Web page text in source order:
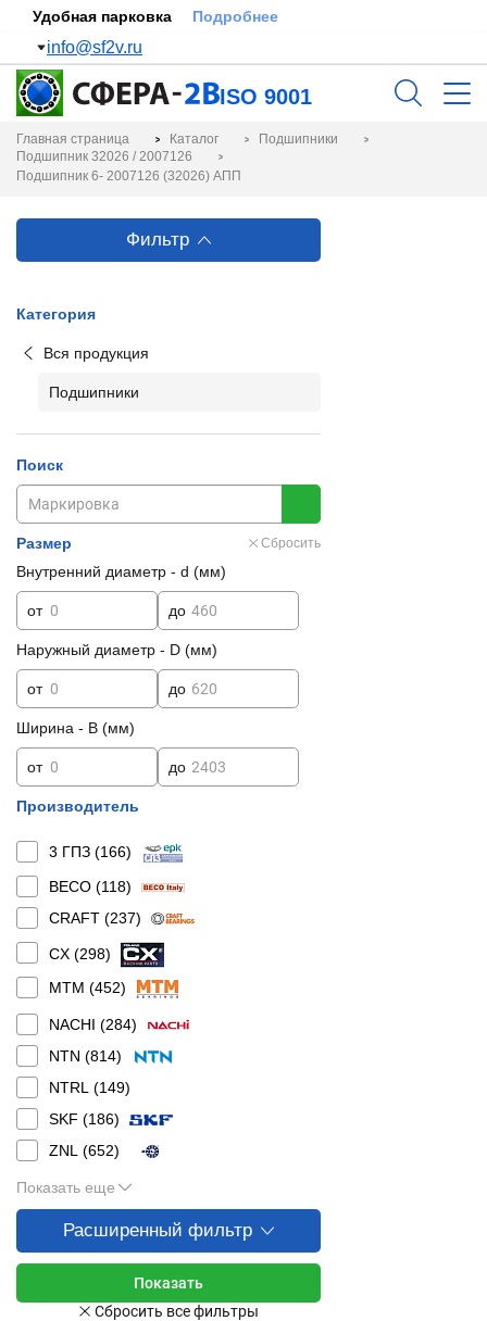
Удобная парковка Подробнее
info@sf2v.ru
ISO 9001
Главная страница Каталог
Подшипники
Подшипник 32026 / 2007126
Подшипник 6- 2007126 (32026) АПП
Фильтр
Категория
Вся продукция
Подшипники
Поиск
Размер Сбросить
Внутренний диаметр - d (мм)
от до
Наружный диаметр - D (мм)
от до
Ширина - B (мм)
от до
Производитель
3 ГПЗ (166)
BECO (118)
CRAFT (237)
CX (298)
MTM (452)
NACHI (284)
NTN (814)
NTRL (149)
SKF (186)
ZNL (652)
Показать еще
Расширенный фильтр